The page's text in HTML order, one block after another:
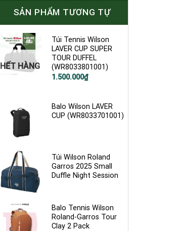
SẢN PHẨM TƯƠNG TỰ
HẾT HÀNG
Túi Tennis Wilson
LAVER CUP SUPER
TOUR DUFFEL
(WR8033801001)
1.500.000₫
Balo Wilson LAVER
CUP (WR8033701001)
Túi Wilson Roland
Garros 2025 Small
Duffle Night Session
Balo Tennis Wilson
Roland-Garros Tour
Clay 2 Pack